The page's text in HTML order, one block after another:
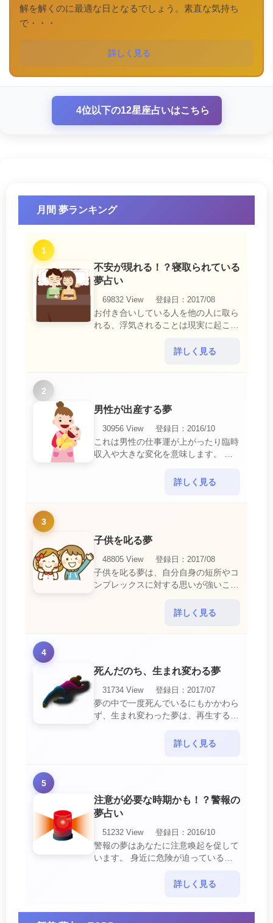
解を解くのに最適な日となるでしょう。素直な気持ち
で・・・
詳しく見る
4位以下の12星座占いはこちら
月間 夢ランキング
1
不安が現れる！？寝取られている
夢占い
69832 View
登録日：2017/08
お付き合いしている人を他の人に取ら
れる、浮気されることは現実に起こる
いにおいて、『寝取られている』夢
詳しく見る
2
男性が出産する夢
30956 View
登録日：2016/10
これは男性の仕事運が上がったり臨時
収入や大きな変化を意味します。 喜
ればあり得ない事が起きるのでビック
詳しく見る
3
子供を叱る夢
48805 View
登録日：2017/08
子供を叱る夢は、自分自身の短所やコ
ンプレックスに対する思いが強いこと
短所やコンプレックスを的確に認識し
詳しく見る
4
死んだのち、生まれ変わる夢
31734 View
登録日：2017/07
夢の中で一度死んでいるにもかかわら
ず、生まれ変わった夢は、再生する夢
あなたに関するすべての運気が上昇し
詳しく見る
5
注意が必要な時期かも！？警報の
夢占い
51232 View
登録日：2016/10
警報の夢はあなたに注意喚起を促して
います。 身近に危険が迫っている暗
て危機を回避する事が必要です。 ま
詳しく見る